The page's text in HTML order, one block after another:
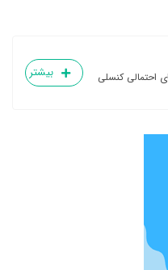
احتمالی کنسلی
بیشتر